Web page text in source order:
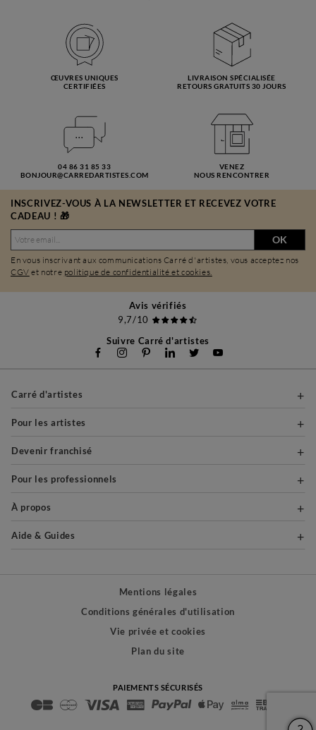
ŒUVRES UNIQUES
CERTIFIÉES
LIVRAISON SPÉCIALISÉE
RETOURS GRATUITS 30 JOURS
04 86 31 85 33
BONJOUR@CARREDARTISTES.COM
VENEZ
NOUS RENCONTRER
INSCRIVEZ-VOUS À LA NEWSLETTER ET RECEVEZ VOTRE
CADEAU ! 🎁
OK
En vous inscrivant aux communications Carré d'artistes, vous acceptez nos
CGV et notre politique de confidentialité et cookies.
Avis vérifiés
9,7/10
Suivre Carré d'artistes
Carré d'artistes
Pour les artistes
Devenir franchisé
Pour les professionnels
À propos
Aide & Guides
Mentions légales
Conditions générales d'utilisation
Vie privée et cookies
Plan du site
PAIEMENTS SÉCURISÉS